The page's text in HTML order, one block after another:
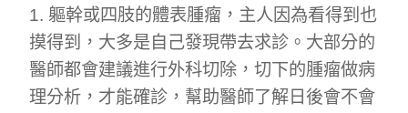
English
1. 軀幹或四肢的體表腫瘤，主人因為看得到也
摸得到，大多是自己發現帶去求診。大部分的
醫師都會建議進行外科切除，切下的腫瘤做病
理分析，才能確診，幫助醫師了解日後會不會